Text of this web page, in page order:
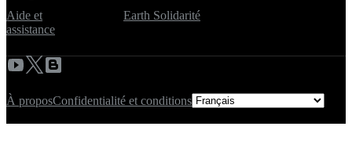
Aide et
assistance
Earth Solidarité
À proposConfidentialité et conditions